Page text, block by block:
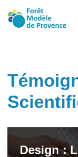
Aller
Design :